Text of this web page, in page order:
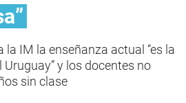
la IM la enseñanza actual “es la
y los docentes no
sin clase